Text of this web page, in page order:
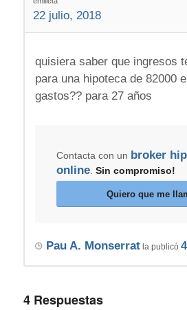
22 julio, 2018
quisiera saber que ingresos
para una hipoteca de 82000
gastos?? para 27 años
Contacta con un broker
online. Sin compromiso!
Quiero que me
Pau A. Monserratla publicó
4Respuestas